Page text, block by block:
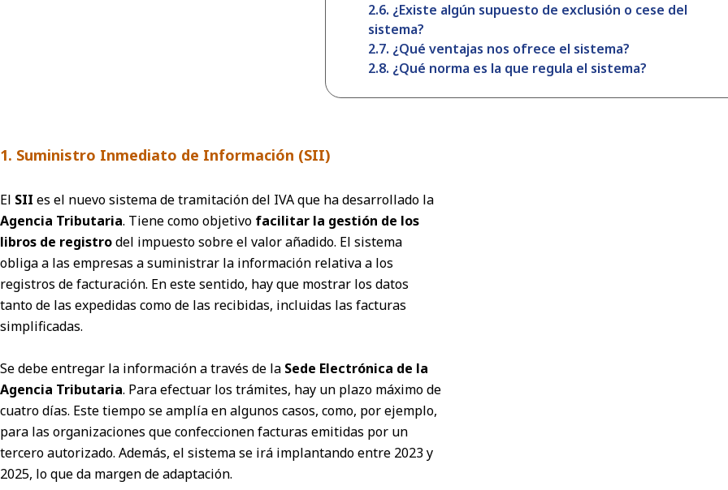
2.6. ¿Existe algún supuesto de exclusión o cese del
sistema?
2.7. ¿Qué ventajas nos ofrece el sistema?
2.8. ¿Qué norma es la que regula el sistema?
1. Suministro Inmediato de Información (SII)
El SII es el nuevo sistema de tramitación del IVA que ha desarrollado la
Agencia Tributaria. Tiene como objetivo facilitar la gestión de los
libros de registrodel impuesto sobre el valor añadido. El sistema
obliga a las empresas a suministrar la información relativa a los
registros de facturación. En este sentido, hay que mostrar los datos
tanto de las expedidas como de las recibidas, incluidas las facturas
simplificadas.
Se debe entregar la información a través de la Sede Electrónica de la
Agencia Tributaria. Para efectuar los trámites, hay un plazo máximo de
cuatro días. Este tiempo se amplía en algunos casos, como, por ejemplo,
para las organizaciones que confeccionen facturas emitidas por un
tercero autorizado. Además, el sistema se irá implantando entre 2023 y
2025, lo que da margen de adaptación.